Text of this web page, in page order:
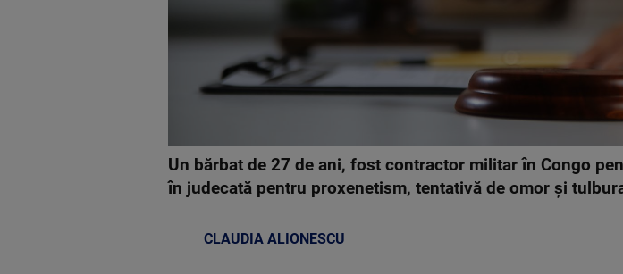
Un bărbat de 27 de ani, fost contractor militar în Congo
în judecată pentru proxenetism, tentativă de omor şi
CLAUDIA ALIONESCU